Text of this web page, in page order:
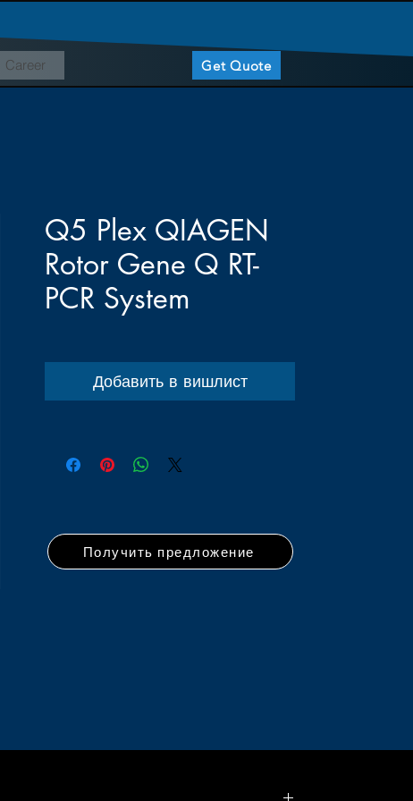
Career Get Quote
Q5 Plex QIAGEN
Rotor Gene Q RT-
PCR System
Добавить в вишлист
Получить предложение